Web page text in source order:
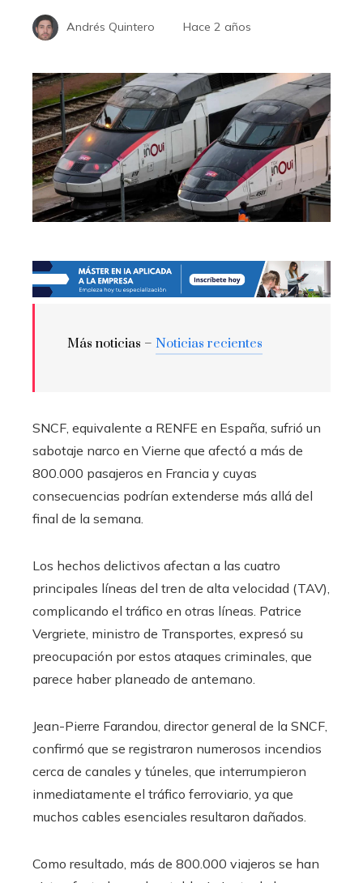
Andrés Quintero Hace 2 años
Más noticias – Noticias recientes
SNCF, equivalente a RENFE en España, sufrió un
sabotaje narco en Vierne que afectó a más de
800.000 pasajeros en Francia y cuyas
consecuencias podrían extenderse más allá del
final de la semana.
Los hechos delictivos afectan a las cuatro
principales líneas del tren de alta velocidad (TAV),
complicando el tráfico en otras líneas. Patrice
Vergriete, ministro de Transportes, expresó su
preocupación por estos ataques criminales, que
parece haber planeado de antemano.
Jean-Pierre Farandou, director general de la SNCF,
confirmó que se registraron numerosos incendios
cerca de canales y túneles, que interrumpieron
inmediatamente el tráfico ferroviario, ya que
muchos cables esenciales resultaron dañados.
Como resultado, más de 800.000 viajeros se han